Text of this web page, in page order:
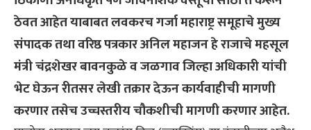
ठेवत आहेत याबाबत लवकरच गर्जा महाराष्ट्र समूहाचे मुख्य
संपादक तथा वरिष्ठ पत्रकार अनिल महाजन हे राजाचे महसूल
मंत्री चंद्रशेखर बावनकुळे व जळगाव जिल्हा अधिकारी यांची
भेट घेऊन रीतसर लेखी तक्रार देऊन कार्यवाहीची मागणी
करणार तसेच उच्चस्तरीय चौकशीची मागणी करणार आहेत.